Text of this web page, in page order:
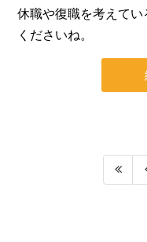
休職や復職を考えて
くださいね。